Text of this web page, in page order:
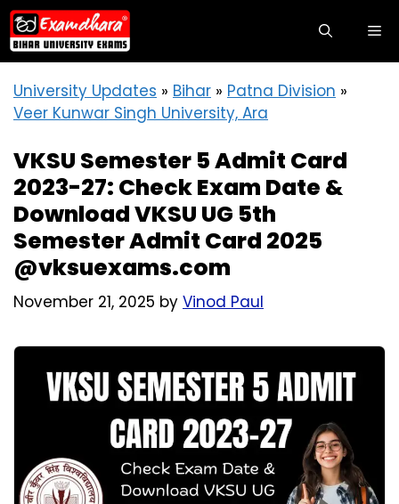
Skip
to
content
University Updates » Bihar » Patna Division »
Veer Kunwar Singh University, Ara
VKSU Semester 5 Admit Card
2023-27: Check Exam Date &
Download VKSU UG 5th
Semester Admit Card 2025
@vksuexams.com
November 21, 2025 by Vinod Paul